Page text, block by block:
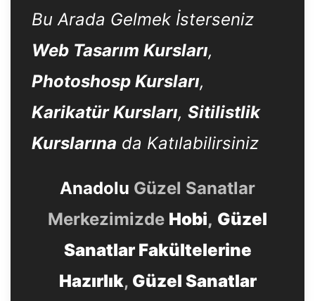
Bu Arada Gelmek İsterseniz
Web Tasarım Kursları,
Photoshosp Kursları,
Karikatür Kursları, Sitilistlik
Kurslarına da Katılabilirsiniz
Anadolu Güzel Sanatlar
Merkezimizde Hobi, Güzel
Sanatlar Fakültelerine
Hazırlık, Güzel Sanatlar